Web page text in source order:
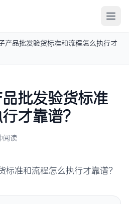
产品批发验货标准和流程怎么执行才
批发验货标准
才靠谱？
阅读
标准和流程怎么执行才靠谱？